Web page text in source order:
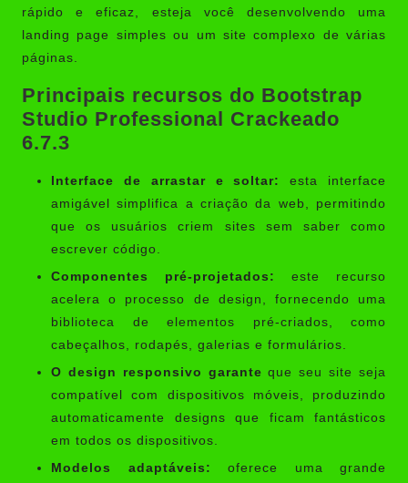
rápido e eficaz, esteja você desenvolvendo uma
landing page simples ou um site complexo de várias
páginas.
Principais recursos do Bootstrap
Studio Professional Crackeado
6.7.3
Interface de arrastar e soltar:
esta interface
amigável simplifica a criação da web, permitindo
que os usuários criem sites sem saber como
escrever código.
Componentes pré-projetados:
este recurso
acelera o processo de design, fornecendo uma
biblioteca de elementos pré-criados, como
cabeçalhos, rodapés, galerias e formulários.
O design responsivo garante que seu site seja
compatível com dispositivos móveis, produzindo
automaticamente designs que ficam fantásticos
em todos os dispositivos.
Modelos adaptáveis: oferece uma grande